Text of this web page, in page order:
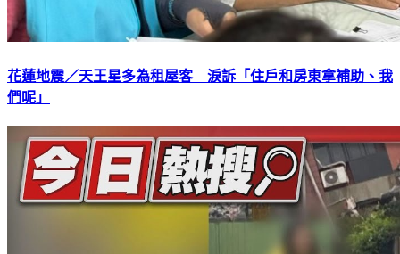
花蓮地震／天王星多為租屋客 淚訴「住戶和房東拿補助、我
們呢」